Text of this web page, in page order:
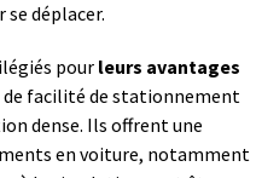
se déplacer.
pour leurs avantages
de facilité de stationnement
dense. Ils offrent une
en voiture, notamment